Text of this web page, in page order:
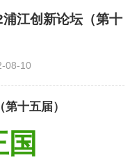
江创新论坛（第十
08-10
十五届）